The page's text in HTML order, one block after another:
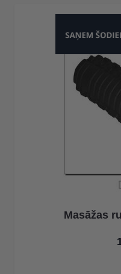
Masāžas